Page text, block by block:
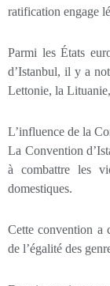
ratification engage
Parmi les États
d’Istanbul, il y a
Lettonie, la
L’influence de la
La Convention
à combattre les
domestiques.
Cette convention a
de l’égalité des